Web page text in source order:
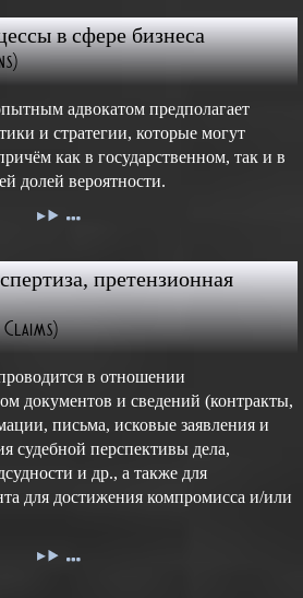
в сфере бизнеса
адвокатом предполагает
и стратегии, которые могут
как в государственном, так и в
долей вероятности.
претензионная
в отношении
документов и сведений (контракты,
письма, исковые заявления и
судебной перспективы дела,
и др., а также для
для достижения компромисса и/или